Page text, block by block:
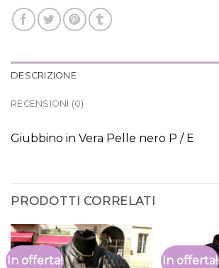
DESCRIZIONE
RECENSIONI (0)
Giubbino in Vera Pelle nero P / E
PRODOTTI CORRELATI
In offerta! In offerta!